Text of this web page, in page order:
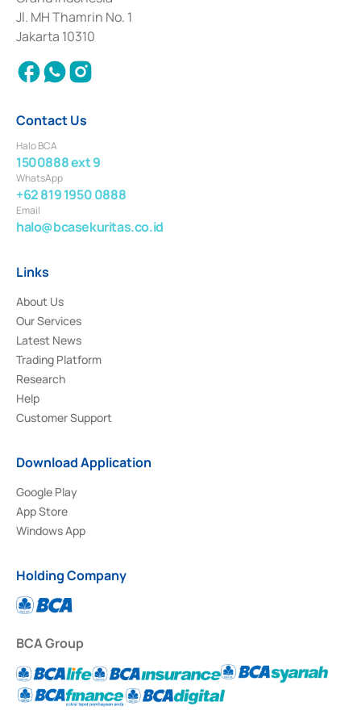
Institution for the Issuance, Transaction, and Administration and
Settlement of Commercial Paper Transactions whose license was issued in
2018.
Jl. MH Thamrin No. 1
Jakarta 10310
Contact Us
Halo BCA
1500888 ext 9
WhatsApp
+62 819 1950 0888
Email
halo@bcasekuritas.co.id
Links
About Us
Our Services
Latest News
Trading Platform
Research
Help
Customer Support
Download Application
Google Play
App Store
Windows App
Holding Company
BCA Group